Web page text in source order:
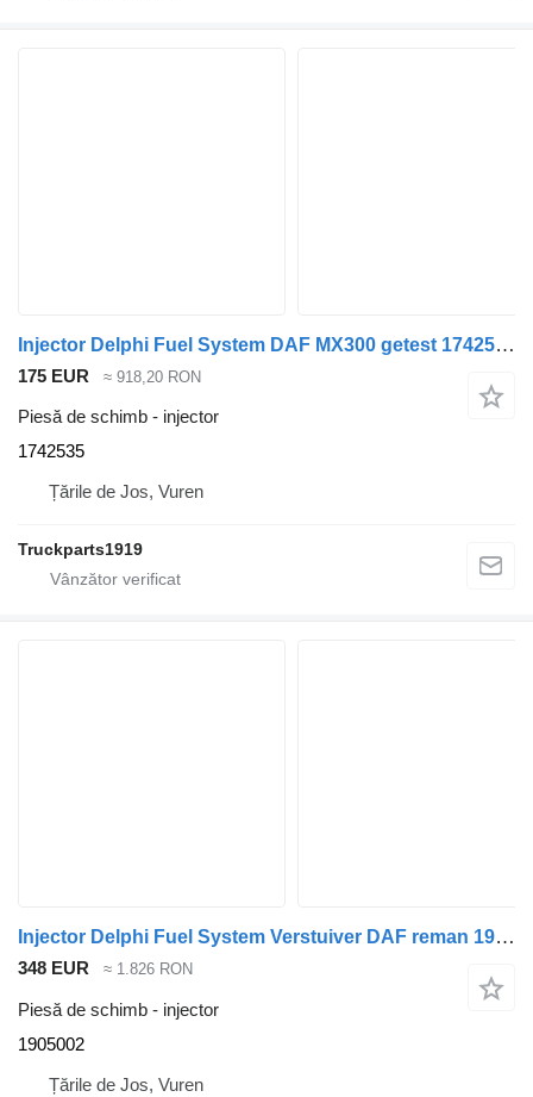
Injector Delphi Fuel System DAF MX300 getest 1742535 pentru camion
175 EUR ≈ 918,20 RON
Piesă de schimb - injector
1742535
Țările de Jos, Vuren
Truckparts1919
Injector Delphi Fuel System Verstuiver DAF reman 1905002 pentru camion
348 EUR ≈ 1.826 RON
Piesă de schimb - injector
1905002
Țările de Jos, Vuren